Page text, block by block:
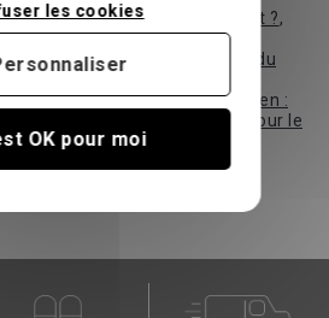
Comment choisir son linge de lit ?,
de son linge de lit ?,Quelle
linge de lit ?,Pourquoi choisir du
,Coton bio vs coton égyptien :
?
Le label Oeko-Tex pour le
il et pourquoi s'y fier ?
la longueur des fibres est
OK pour moi
les cookies